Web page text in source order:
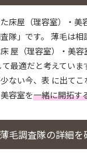
床屋（理容室）・美
隊」です。 薄毛は
屋（理容室）・美
最適だと考えていま
ない今、表 に出て
美容室を一緒に開拓す
薄毛調査隊の詳細を